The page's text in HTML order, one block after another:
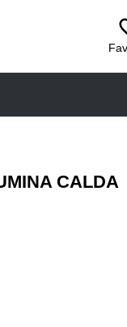
CALDA